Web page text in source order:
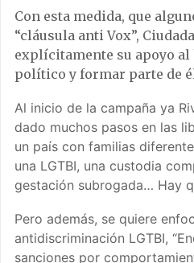
Con esta medida, que
“cláusula anti Vox”,
explícitamente su apoyo
político y formar parte de
Al inicio de la campaña ya
dado muchos pasos en las
un país con familias
una LGTBI, una custodia
gestación subrogada… Hay
Pero además, se quiere
antidiscriminación LGTBI,
sanciones por